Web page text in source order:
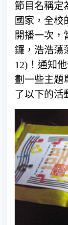
節目名稱定
國家，全校
開播一次，
鑼，浩浩蕩
12)！通知
劃一些主題
了以下的活